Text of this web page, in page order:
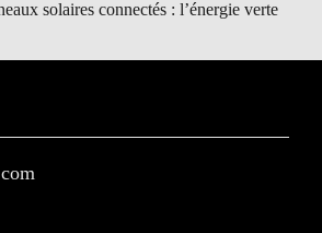
solaires connectés : l’énergie verte